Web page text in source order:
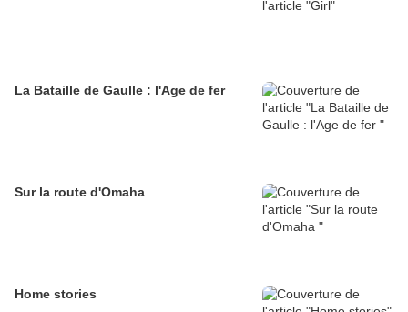
La Bataille de Gaulle : l'Age de fer
Sur la route d'Omaha
Home stories